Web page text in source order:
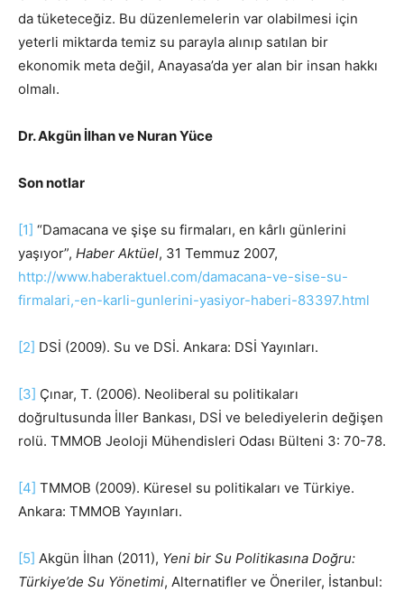
da tüketeceğiz. Bu düzenlemelerin var olabilmesi için
yeterli miktarda temiz su parayla alınıp satılan bir
ekonomik meta değil, Anayasa’da yer alan bir insan hakkı
olmalı.
Dr. Akgün İlhan ve Nuran Yüce
Son notlar
[1] “Damacana ve şişe su firmaları, en kârlı günlerini
yaşıyor”, Haber Aktüel, 31 Temmuz 2007,
http://www.haberaktuel.com/damacana-ve-sise-su-
firmalari,-en-karli-gunlerini-yasiyor-haberi-83397.html
[2] DSİ (2009). Su ve DSİ. Ankara: DSİ Yayınları.
[3] Çınar, T. (2006). Neoliberal su politikaları
doğrultusunda İller Bankası, DSİ ve belediyelerin değişen
rolü. TMMOB Jeoloji Mühendisleri Odası Bülteni 3: 70-78.
[4] TMMOB (2009). Küresel su politikaları ve Türkiye.
Ankara: TMMOB Yayınları.
[5] Akgün İlhan (2011), Yeni bir Su Politikasına Doğru:
Türkiye’de Su Yönetimi, Alternatifler ve Öneriler, İstanbul: